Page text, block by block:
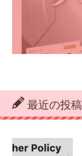
最近の投稿